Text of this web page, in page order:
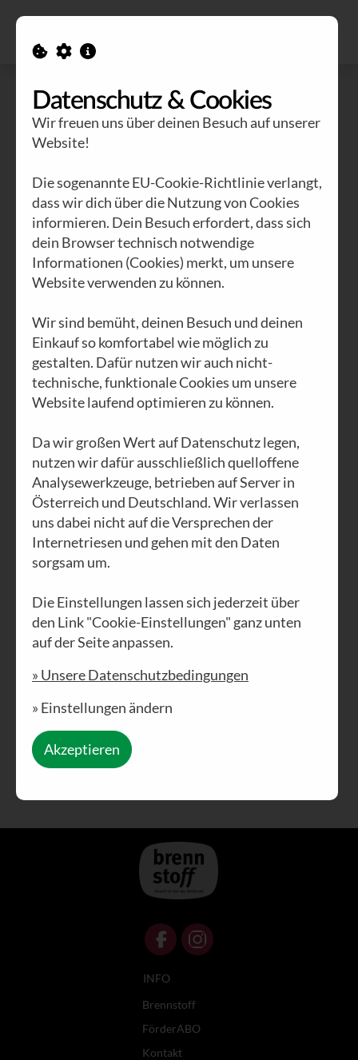
Gerechtigkeit
PDF DOWNLOAD
INFO
Brennstoff
FörderABO
Kontakt
Datenschutz & Cookies
Wir freuen uns über deinen Besuch auf unserer
Website!
Die sogenannte EU-Cookie-Richtlinie verlangt,
dass wir dich über die Nutzung von Cookies
informieren. Dein Besuch erfordert, dass sich
dein Browser technisch notwendige
Informationen (Cookies) merkt, um unsere
Website verwenden zu können.
Wir sind bemüht, deinen Besuch und deinen
Einkauf so komfortabel wie möglich zu
gestalten. Dafür nutzen wir auch nicht-
technische, funktionale Cookies um unsere
Website laufend optimieren zu können.
Da wir großen Wert auf Datenschutz legen,
nutzen wir dafür ausschließlich quelloffene
Analysewerkzeuge, betrieben auf Server in
Österreich und Deutschland. Wir verlassen
uns dabei nicht auf die Versprechen der
Internetriesen und gehen mit den Daten
sorgsam um.
Die Einstellungen lassen sich jederzeit über
den Link "Cookie-Einstellungen" ganz unten
auf der Seite anpassen.
» Unsere Datenschutzbedingungen
» Einstellungen ändern
Akzeptieren